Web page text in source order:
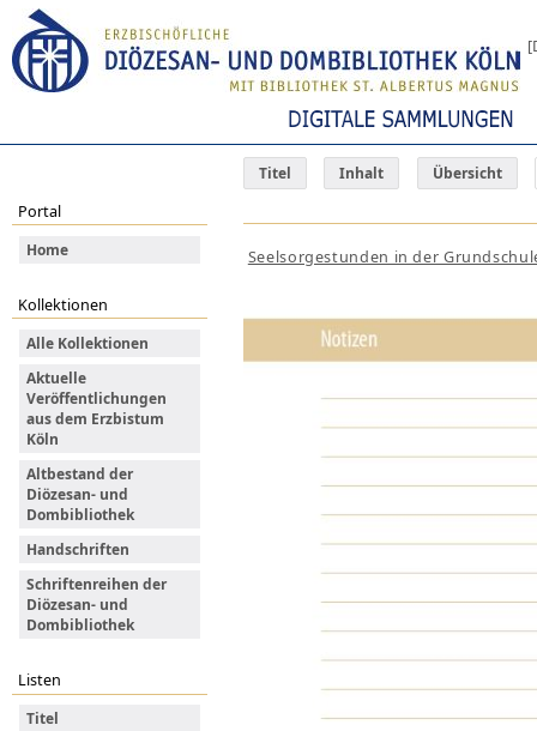
Titel Inhalt Übersicht
Portal
Home
Kollektionen
Alle Kollektionen
Aktuelle
Veröffentlichungen
aus dem Erzbistum
Köln
Altbestand der
Diözesan- und
Dombibliothek
Handschriften
Schriftenreihen der
Diözesan- und
Dombibliothek
Listen
Titel
Seelsorgestunden in der